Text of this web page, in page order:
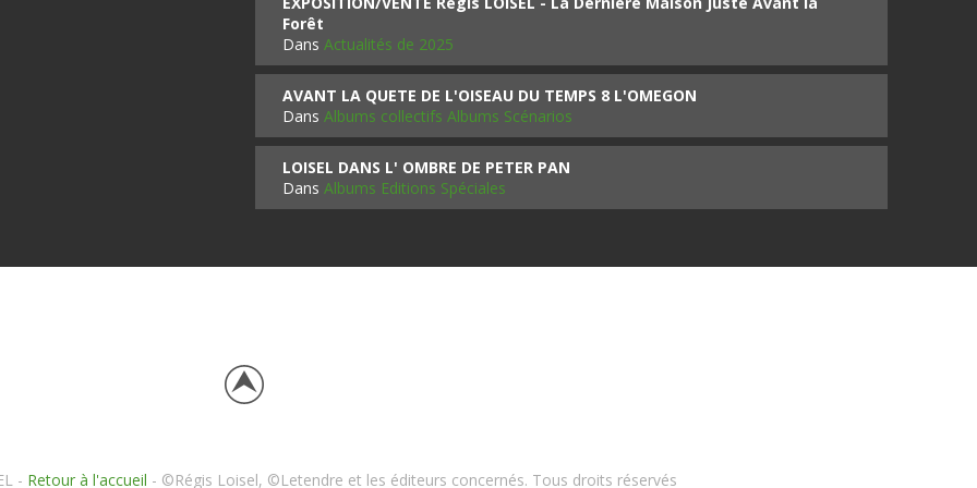
Forêt
Dans Actualités de 2025
AVANT LA QUETE DE L'OISEAU DU TEMPS 8 L'OMEGON
Dans Albums collectifs Albums Scénarios
LOISEL DANS L' OMBRE DE PETER PAN
Dans Albums Editions Spéciales
- Retour à l'accueil - ©Régis Loisel, ©Letendre et les éditeurs concernés. Tous droits réservés